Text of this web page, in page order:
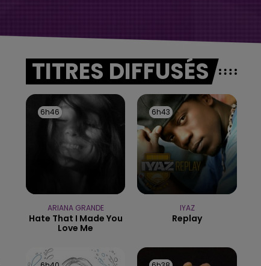
TITRES DIFFUSÉS
6h46
6h46
ARIANA GRANDE
Hate That I Made You
Love Me
6h43
6h43
IYAZ
Replay